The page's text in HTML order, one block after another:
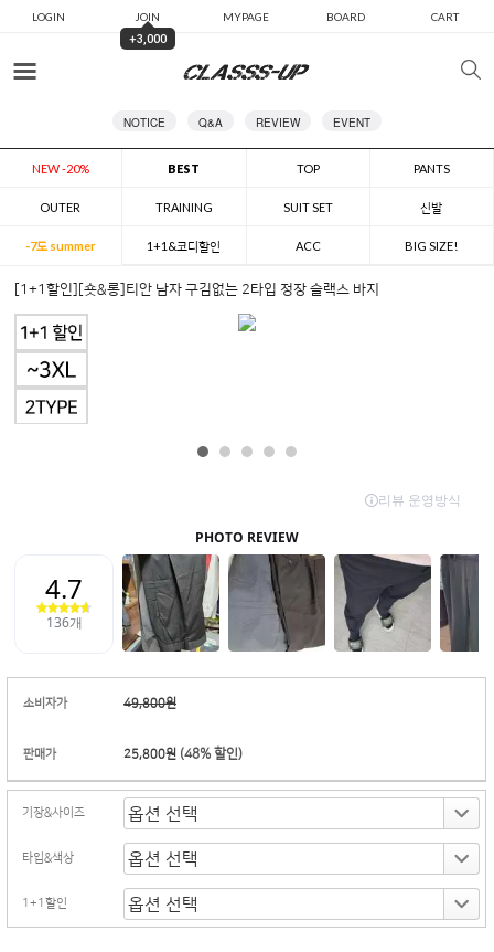
LOGIN JOIN MYPAGE BOARD CART
+3,000
NOTICE Q&A REVIEW EVENT
NEW -20% BEST TOP PANTS
OUTER TRAINING SUIT SET 신발
-7도 summer 1+1&코디할인 ACC BIG SIZE!
[1+1할인][숏&롱]티안 남자 구김없는 2타입 정장 슬랙스 바지
소비자가 49,800원
판매가 25,800원 (48% 할인)
기장&사이즈
타입&색상
1+1할인